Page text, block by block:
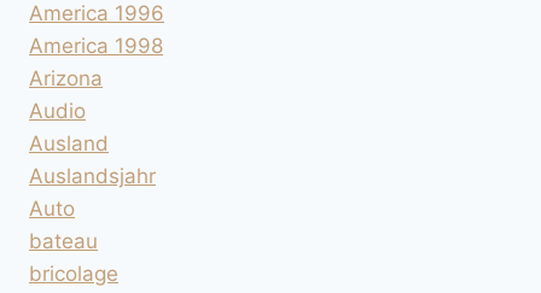
America 1996
America 1998
Arizona
Audio
Ausland
Auslandsjahr
Auto
bateau
bricolage